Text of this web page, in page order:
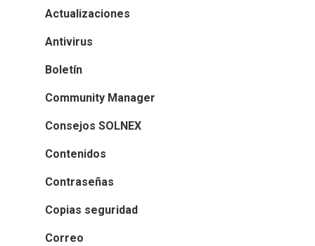
Actualizaciones
Antivirus
Boletín
Community Manager
Consejos SOLNEX
Contenidos
Contraseñas
Copias seguridad
Correo